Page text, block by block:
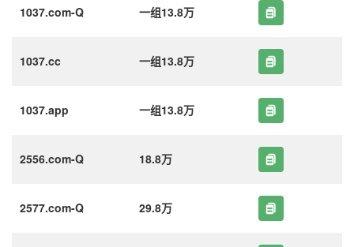
1037.com-Q 一组13.8万
1037.cc 一组13.8万
1037.app 一组13.8万
2556.com-Q 18.8万
2577.com-Q 29.8万